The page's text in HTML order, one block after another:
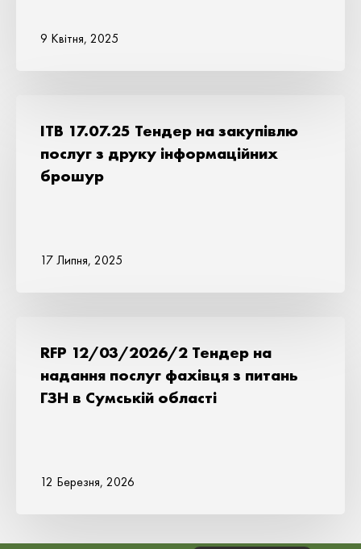
9 Квітня, 2025
ITB 17.07.25 Тендер на закупівлю
послуг з друку інформаційних
брошур
17 Липня, 2025
RFP 12/03/2026/2 Тендер на
надання послуг фахівця з питань
ГЗН в Сумській області
12 Березня, 2026